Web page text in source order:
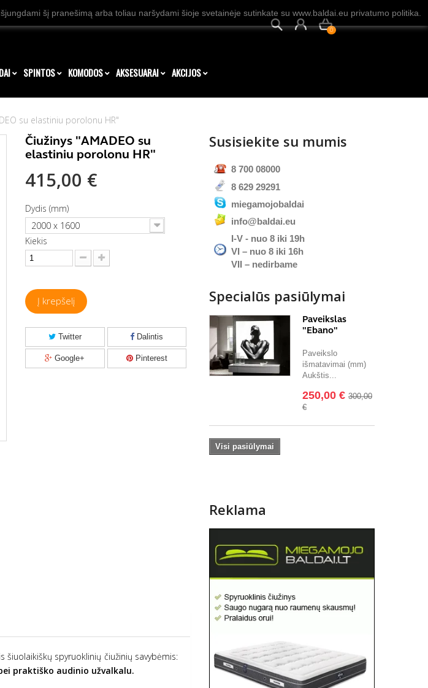
0
SPINTOS KOMODOS AKSESUARAI AKCIJOS
su elastiniu porolonu HR"
Čiužinys "AMADEO su
elastiniu porolonu HR"
415,00 €
Dydis (mm)
2000 x 1600
Kiekis
Į krepšelį
Twitter Dalintis
Google+ Pinterest
šiuolaikiškų spyruoklinių čiužinių savybėmis:
praktiško audinio užvalkalu.
Susisiekite su mumis
8 700 08000
8 629 29291
miegamojobaldai
info@baldai.eu
I-V - nuo 8 iki 19h
VI – nuo 8 iki 16h
VII – nedirbame
Specialūs pasiūlymai
Paveikslas
"Ebano"
Paveikslo
išmatavimai (mm)
Aukštis...
250,00 € 300,00
€
Visi pasiūlymai
Reklama
šį pranešimą arba toliau naršydami šioje svetainėje sutinkate su www.baldai.eu privatumo politika.